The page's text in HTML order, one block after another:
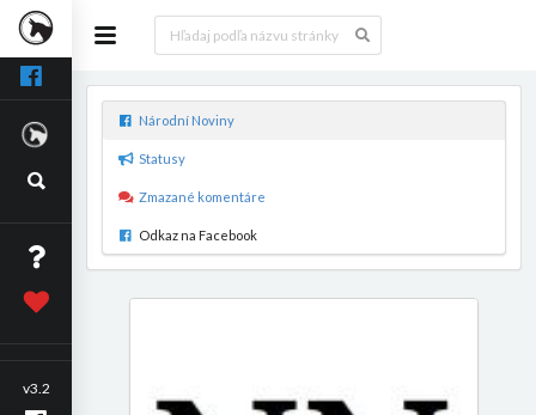
v3.2
Národní Noviny
Statusy
Zmazané komentáre
Odkaz na Facebook